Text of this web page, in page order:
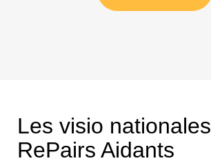
Les visio nationales
RePairs Aidants